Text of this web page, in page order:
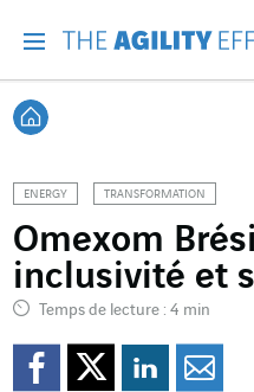
Retour à
ENERGY TRANSFORMATION
Omexom
inclusivité et
Temps de lecture : 4 min
Partager